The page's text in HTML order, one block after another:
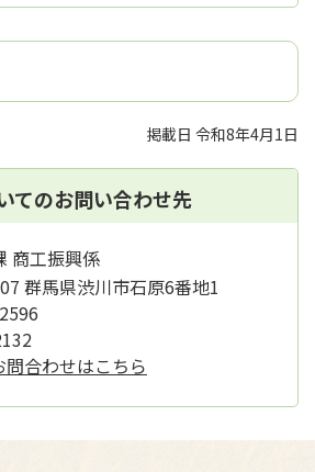
掲載日 令和8年4月1日
てのお問い合わせ先
商工振興係
群馬県渋川市石原6番地1
問合わせはこちら